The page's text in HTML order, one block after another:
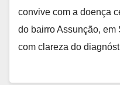
convive com a doença
do bairro Assunção, em
com clareza do